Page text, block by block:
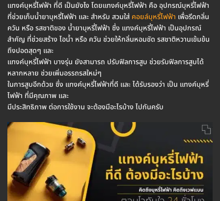
แทงค์บุหรี่ไฟฟ้า ที่ดี เป็นยังไง โดยแทงค์บุหรี่ไฟฟ้า คือ อุปกรณ์บุหรี่ไฟฟ้า
ที่ช่วยเก็บน้ำยาบุหรี่ไฟฟ้า และ สำหรับ สวมใส่ คอยล์บุหรี่ไฟฟ้า เพื่อรีดกลิ่น
ควัน หรือ รสชาติของ น้ำยาบุหรี่ไฟฟ้า ซึ่ง แทงค์บุหรี่ไฟฟ้า เป็นอุปกรณ์
สำคัญ ที่ช่วยสร้าง ไอน้ำ หรือ ควัน ช่วยให้กลิ่นหอมชัด รสชาติหวานเข้มข้น
ถึงปอดสุดๆ และ
แทงค์บุหรี่ไฟฟ้า บางรุ่น ยังสามารถ ปรับฟิลการสูบ ช่วยรับฟิลการสูบได้
หลากหลาย ช่วยเพิ่มอรรถรสใหม่ๆ
ในการสูบอีกด้วย ซึ่ง แทงค์บุหรี่ไฟฟ้าที่ดี และ ได้รับรองว่า เป็น แทงค์บุหรี่
ไฟฟ้า ที่มีคุณภาพ และ
มีประสิทธิภาพ ต่อการใช้งาน จะต้องมีอะไรบ้าง ไปกันครับ